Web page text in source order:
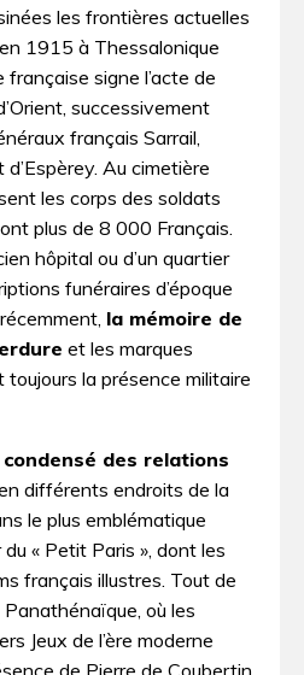
les frontières actuelles
1915 à Thessalonique
française signe l’acte de
successivement
français Sarrail,
Au cimetière
les corps des soldats
plus de 8 000 Français.
hôpital ou d’un quartier
funéraires d’époque
la mémoire de
et les marques
toujours la présence militaire
condensé des relations
différents endroits de la
le plus emblématique
« Petit Paris », dont les
français illustres. Tout de
où les
Jeux de l’ère moderne